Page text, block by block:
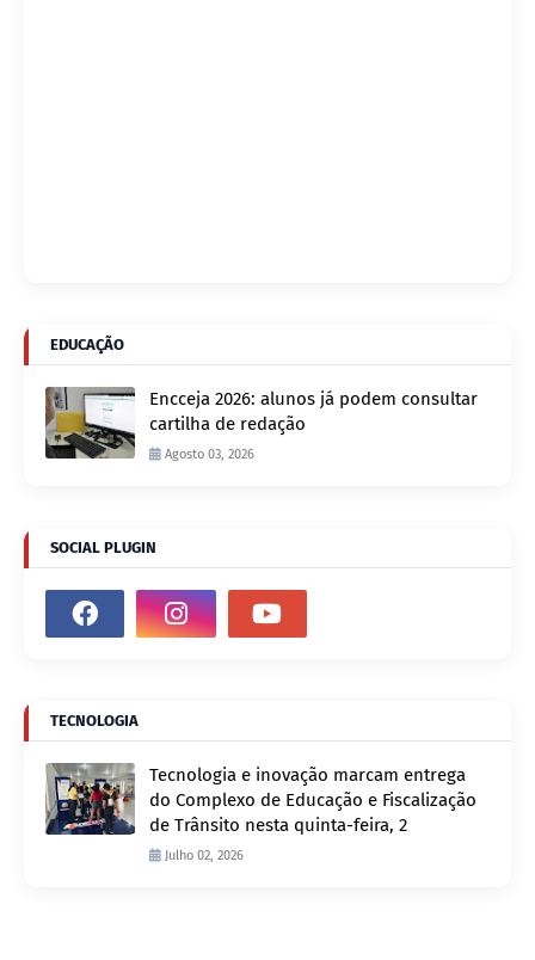
EDUCAÇÃO
Encceja 2026: alunos já podem consultar
cartilha de redação
Agosto 03, 2026
SOCIAL PLUGIN
TECNOLOGIA
Tecnologia e inovação marcam entrega
do Complexo de Educação e Fiscalização
de Trânsito nesta quinta-feira, 2
Julho 02, 2026